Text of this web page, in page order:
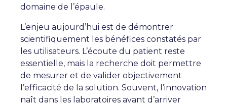
domaine de l’épaule.
L’enjeu aujourd’hui est de démontrer
scientifiquement les bénéfices constatés par
les utilisateurs. L’écoute du patient reste
essentielle, mais la recherche doit permettre
de mesurer et de valider objectivement
l’efficacité de la solution. Souvent, l’innovation
naît dans les laboratoires avant d’arriver